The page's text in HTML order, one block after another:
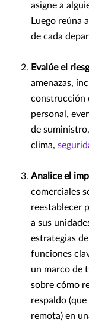
asigne a
Luego reúna
de cada
Evalúe el
amenazas,
construcción
personal,
de
clima,
Analice el
comerciales
reestablecer
a sus
estrategias
funciones
un marco de
sobre cómo
respaldo
remota) en